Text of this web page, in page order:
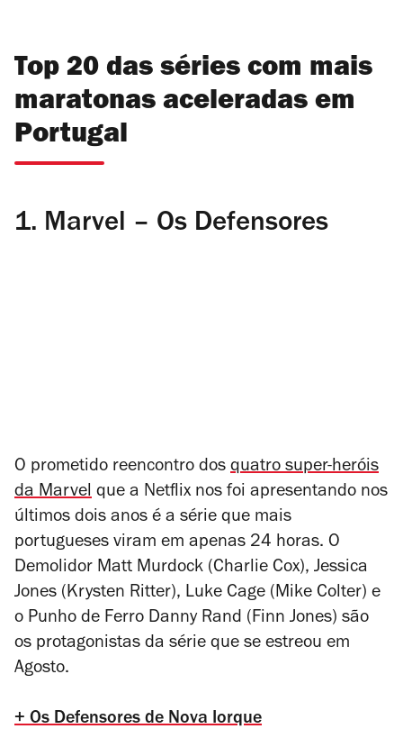
Top 20 das séries com mais
maratonas aceleradas em
Portugal
1. Marvel – Os Defensores
O prometido reencontro dos quatro super-heróis
da Marvel que a Netflix nos foi apresentando nos
últimos dois anos é a série que mais
portugueses viram em apenas 24 horas. O
Demolidor Matt Murdock (Charlie Cox), Jessica
Jones (Krysten Ritter), Luke Cage (Mike Colter) e
o Punho de Ferro Danny Rand (Finn Jones) são
os protagonistas da série que se estreou em
Agosto.
+ Os Defensores de Nova Iorque